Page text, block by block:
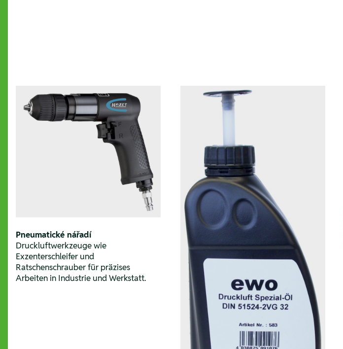
Pneumatické nářadí
Druckluftwerkzeuge wie
Exzenterschleifer und
Ratschenschrauber für präzises
Arbeiten in Industrie und Werkstatt.